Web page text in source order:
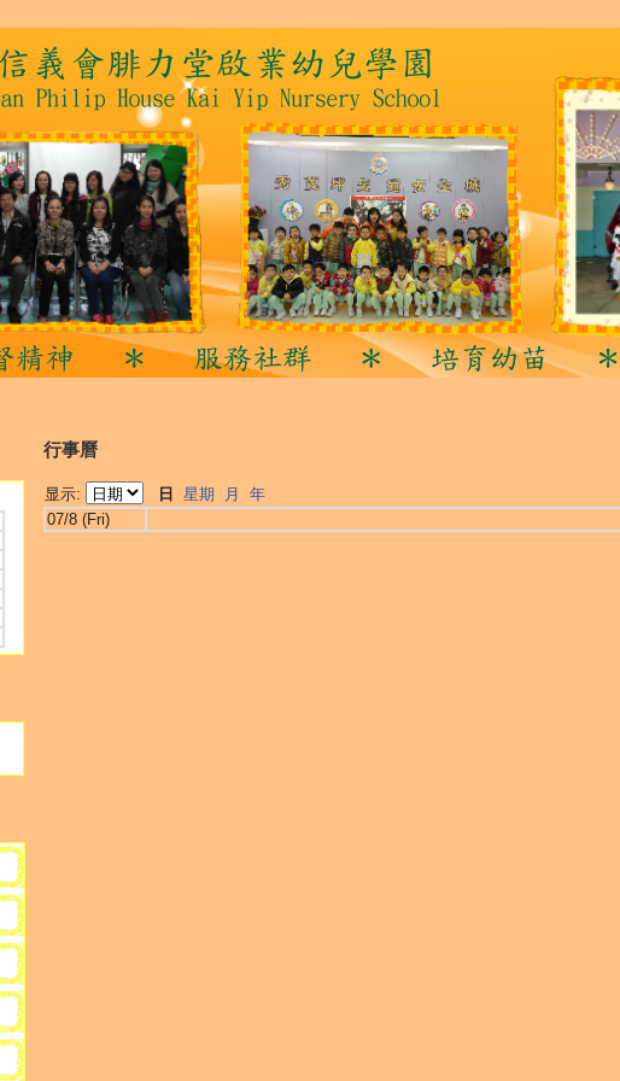
行事曆
显示: 日 星期 月 年
07/8 (Fri)